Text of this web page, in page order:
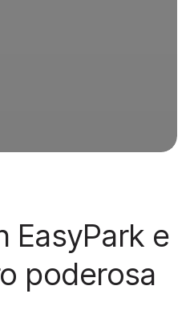
EasyPark e
poderosa